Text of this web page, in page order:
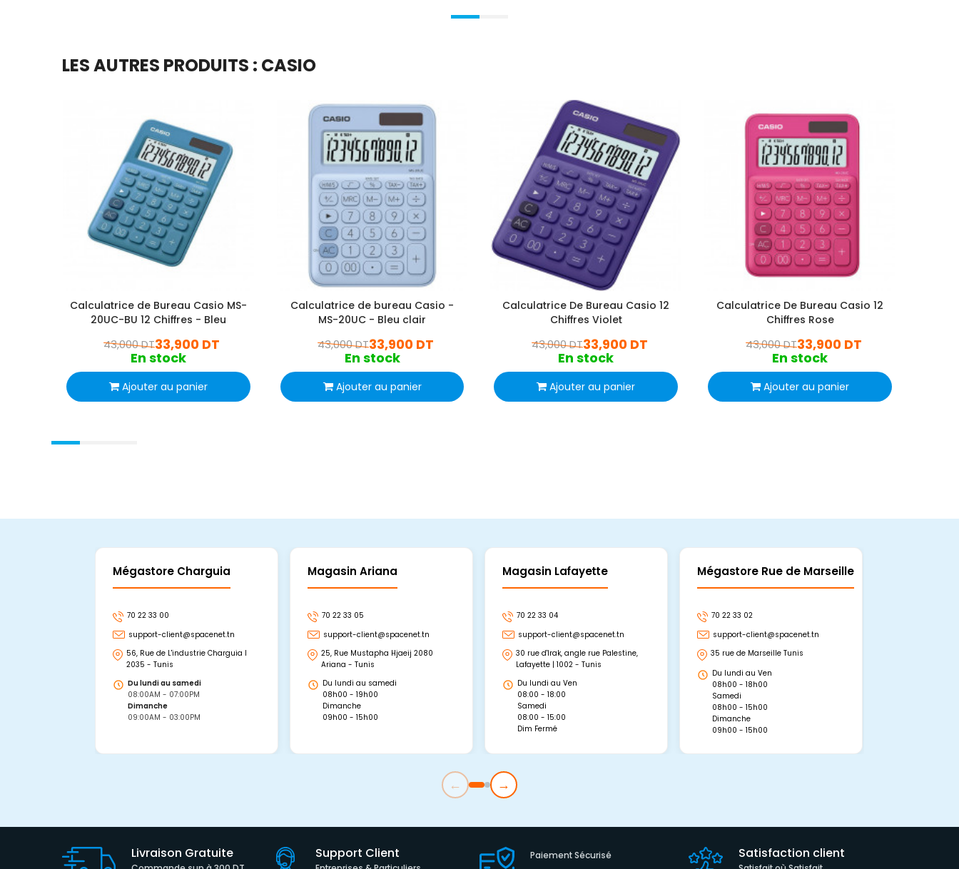
LES AUTRES PRODUITS : CASIO
Calculatrice de Bureau Casio MS-
20UC-BU 12 Chiffres - Bleu
33,900 DT
43,000 DT
En stock
Ajouter au panier
Calculatrice de bureau Casio -
MS-20UC - Bleu clair
33,900 DT
43,000 DT
En stock
Ajouter au panier
Calculatrice De Bureau Casio 12
Chiffres Violet
33,900 DT
43,000 DT
En stock
Ajouter au panier
Calculatrice De Bureau Casio 12
Chiffres Rose
33,900 DT
43,000 DT
En stock
Ajouter au panier
Mégastore Charguia
70 22 33 00
support-client@spacenet.tn
56, Rue de L'industrie Charguia I
2035 - Tunis
Du lundi au samedi
08:00AM - 07:00PM
Dimanche
09:00AM - 03:00PM
Magasin Ariana
70 22 33 05
support-client@spacenet.tn
25, Rue Mustapha Hjaeij 2080
Ariana - Tunis
Du lundi au samedi
08h00 - 19h00
Dimanche
09h00 - 15h00
Magasin Lafayette
70 22 33 04
support-client@spacenet.tn
30 rue d'Irak, angle rue Palestine,
Lafayette | 1002 - Tunis
Du lundi au Ven
08:00 - 18:00
Samedi
08:00 - 15:00
Dim Fermé
Mégastore Rue de Marseille
70 22 33 02
support-client@spacenet.tn
35 rue de Marseille Tunis
Du lundi au Ven
08h00 - 18h00
Samedi
08h00 - 15h00
Dimanche
09h00 - 15h00
← →
Livraison Gratuite Support Client Paiement Sécurisé Satisfaction client